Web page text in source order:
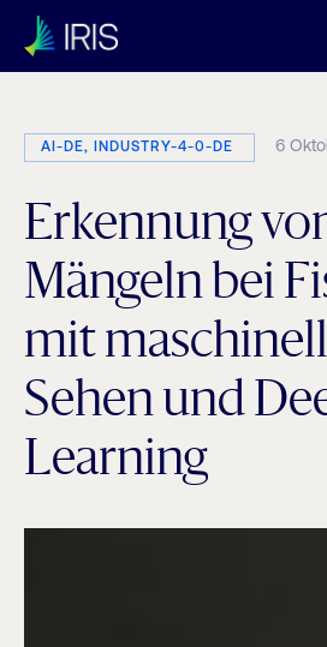
AI-DE, INDUSTRY-4-0-DE 6
Erkennung
Mängeln bei
mit
Sehen und
Learning